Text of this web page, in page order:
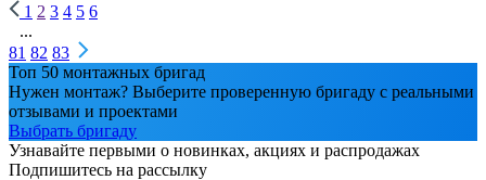
1 2 3 4 5 6
...
81 82 83
Топ 50 монтажных бригад
Нужен монтаж? Выберите проверенную бригаду с реальными
отзывами и проектами
Выбрать бригаду
Узнавайте первыми о новинках, акциях и распродажах
Подпишитесь на рассылку